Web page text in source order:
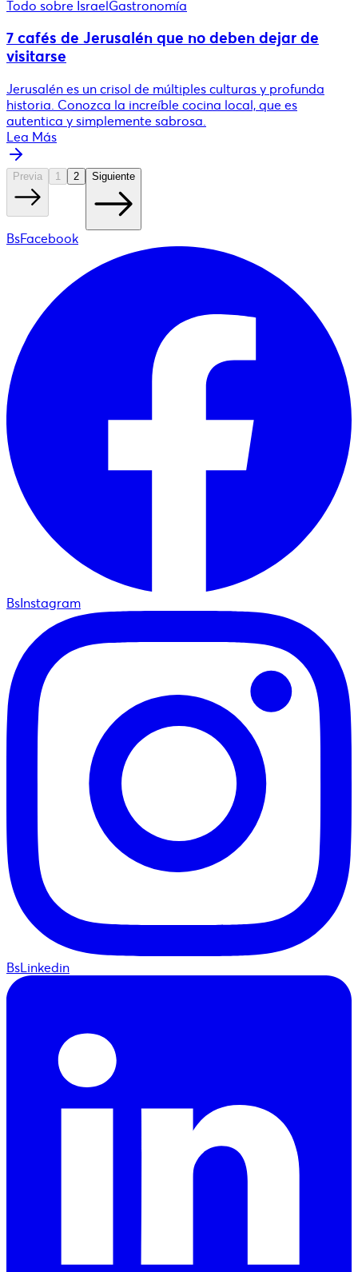
Todo sobre IsraelGastronomía
7 cafés de Jerusalén que no deben dejar de
visitarse
Jerusalén es un crisol de múltiples culturas y profunda
historia. Conozca la increíble cocina local, que es
autentica y simplemente sabrosa.
Lea Más
Previa 1 2 Siguiente
BsFacebook
BsInstagram
BsLinkedin